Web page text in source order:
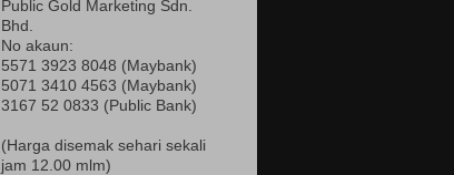
Public Gold Marketing Sdn.
Bhd.
No akaun:
5571 3923 8048 (Maybank)
5071 3410 4563 (Maybank)
3167 52 0833 (Public Bank)
(Harga disemak sehari sekali
jam 12.00 mlm)